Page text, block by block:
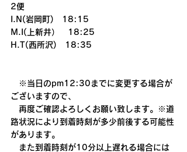
2便
I.N(岩岡町)　18:15
M.I(上新井）　18:25
H.T(西所沢)　18:35
※当日のpm12:30までに変更する場合が
ございますので、
再度ご確認よろしくお願い致します。※道
路状況により到着時刻が多少前後する可能性
があります。
また到着時刻が10分以上遅れる場合には